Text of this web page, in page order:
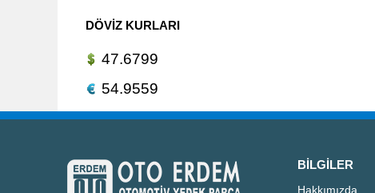
DÖVIZ KURLARI
47.6799
54.9559
BILGILER
Hakkımızda